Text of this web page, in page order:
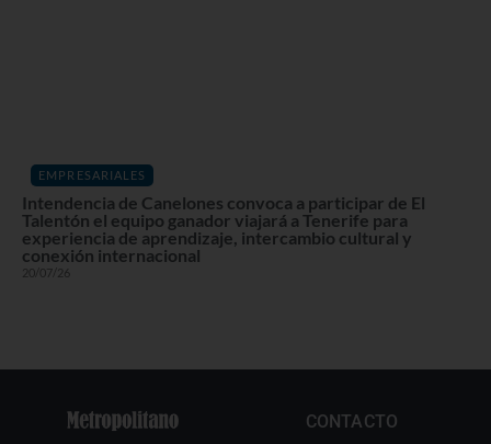
EMPRESARIALES
Intendencia de Canelones convoca a participar de El
Talentón el equipo ganador viajará a Tenerife para
experiencia de aprendizaje, intercambio cultural y
conexión internacional
20/07/26
CONTACTO